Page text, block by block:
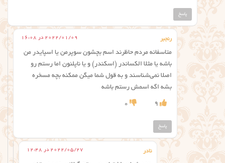
پاسخ
رنجبر 2022/01/09 در 16:08
متاسفانه مردم حاظرند اسم بچشون سوپرمن یا اسپایدر من
باشه یا مثلا الکساندر (اسکندر) و یا ناپلئون اما رستم رو
اصلا نمی‌شناسند و به قول شما میگن ممکنه بچه مسخره
بشه اگه اسمش رستم باشه
9
0
پاسخ
نادر 2022/05/27 در 12:48